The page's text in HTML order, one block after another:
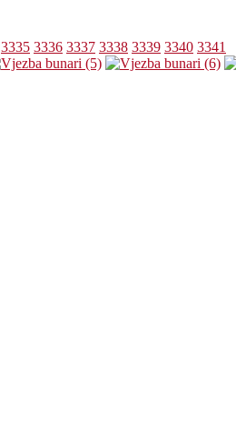
3335 3336 3337 3338 3339 3340 3341